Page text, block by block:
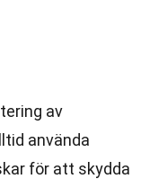
av
använda
för att skydda